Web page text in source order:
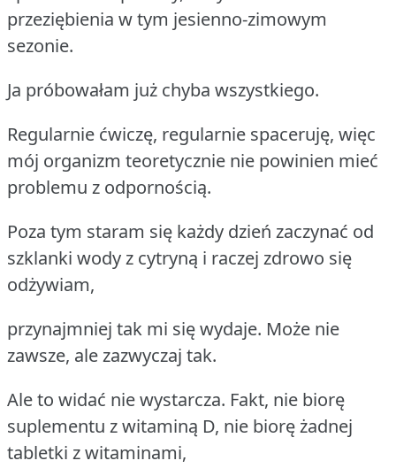
przeziębienia w tym jesienno-zimowym
sezonie.
Ja próbowałam już chyba wszystkiego.
Regularnie ćwiczę, regularnie spaceruję, więc
mój organizm teoretycznie nie powinien mieć
problemu z odpornością.
Poza tym staram się każdy dzień zaczynać od
szklanki wody z cytryną i raczej zdrowo się
odżywiam,
przynajmniej tak mi się wydaje. Może nie
zawsze, ale zazwyczaj tak.
Ale to widać nie wystarcza. Fakt, nie biorę
suplementu z witaminą D, nie biorę żadnej
tabletki z witaminami,